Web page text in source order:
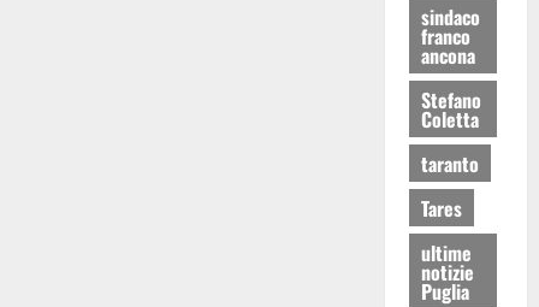
sindaco
franco
ancona
Stefano
Coletta
taranto
Tares
ultime
notizie
Puglia